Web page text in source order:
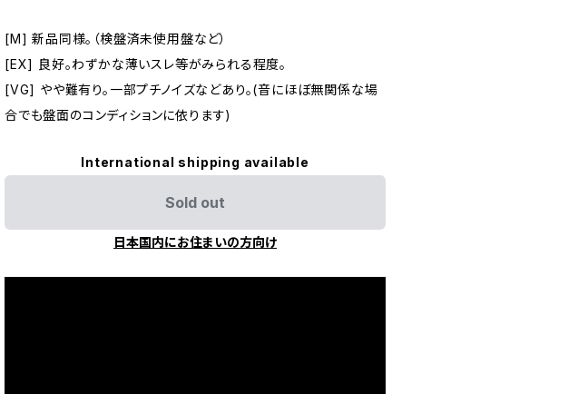
[M] 新品同様。（検盤済未使用盤など）
[EX] 良好。わずかな薄いスレ等がみられる程度。
[VG] やや難有り。一部プチノイズなどあり。(音にほぼ無関係な場
合でも盤面のコンディションに依ります)
International shipping available
Sold out
日本国内にお住まいの方向け